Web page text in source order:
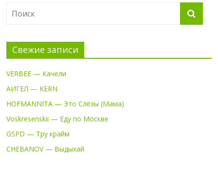
Свежие записи
VERBEE — Качели
АИГЕЛ — KERN
HOFMANNITA — Это Слёзы (Мама)
Voskresenskii — Еду по Москве
GSPD — Тру крайм
CHEBANOV — Выдыхай